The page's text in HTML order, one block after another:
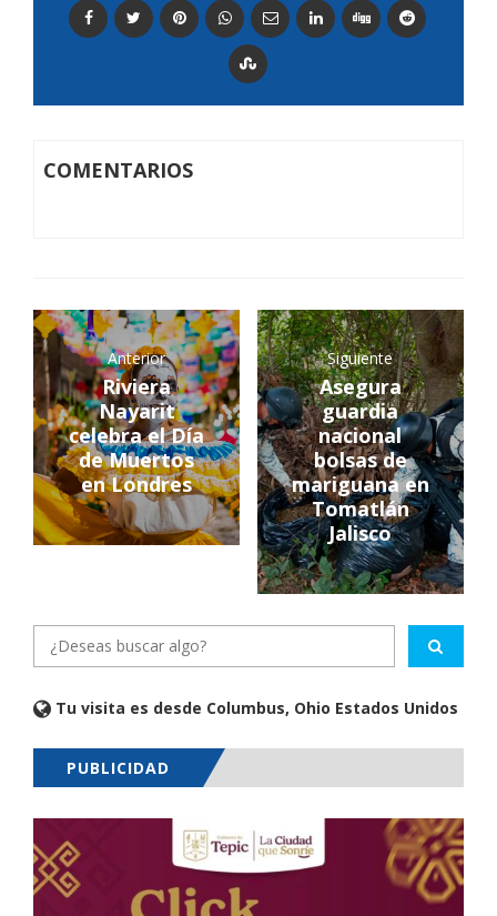
COMENTARIOS
Anterior
Riviera
Nayarit
celebra el Día
de Muertos
en Londres
Siguiente
Asegura
guardia
nacional
bolsas de
mariguana en
Tomatlán
Jalisco
Tu visita es desde Columbus, Ohio Estados Unidos
PUBLICIDAD